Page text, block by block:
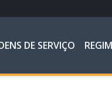
DE SERVIÇO